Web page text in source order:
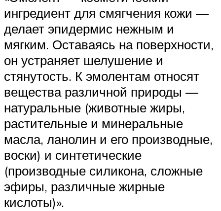
ингредиент для смягчения кожи —
делает эпидермис нежным и
мягким. Оставаясь на поверхности,
он устраняет шелушение и
стянутость. К эмолентам относят
вещества различной природы —
натуральные (животные жиры,
растительные и минеральные
масла, ланолин и его производные,
воски) и синтетические
(производные силикона, сложные
эфиры, различные жирные
кислоты)».